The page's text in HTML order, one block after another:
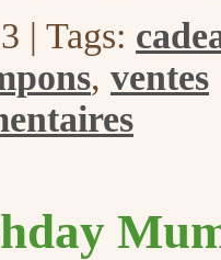
| Tags:
, ventes